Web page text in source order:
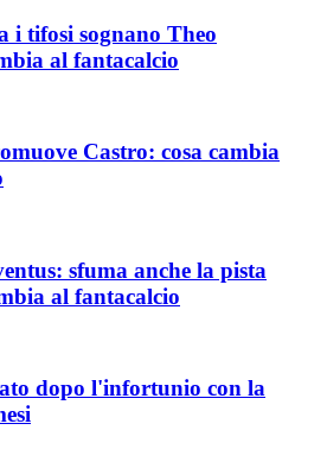
i tifosi sognano Theo
al fantacalcio
Castro: cosa cambia
sfuma anche la pista
al fantacalcio
dopo l'infortunio con la